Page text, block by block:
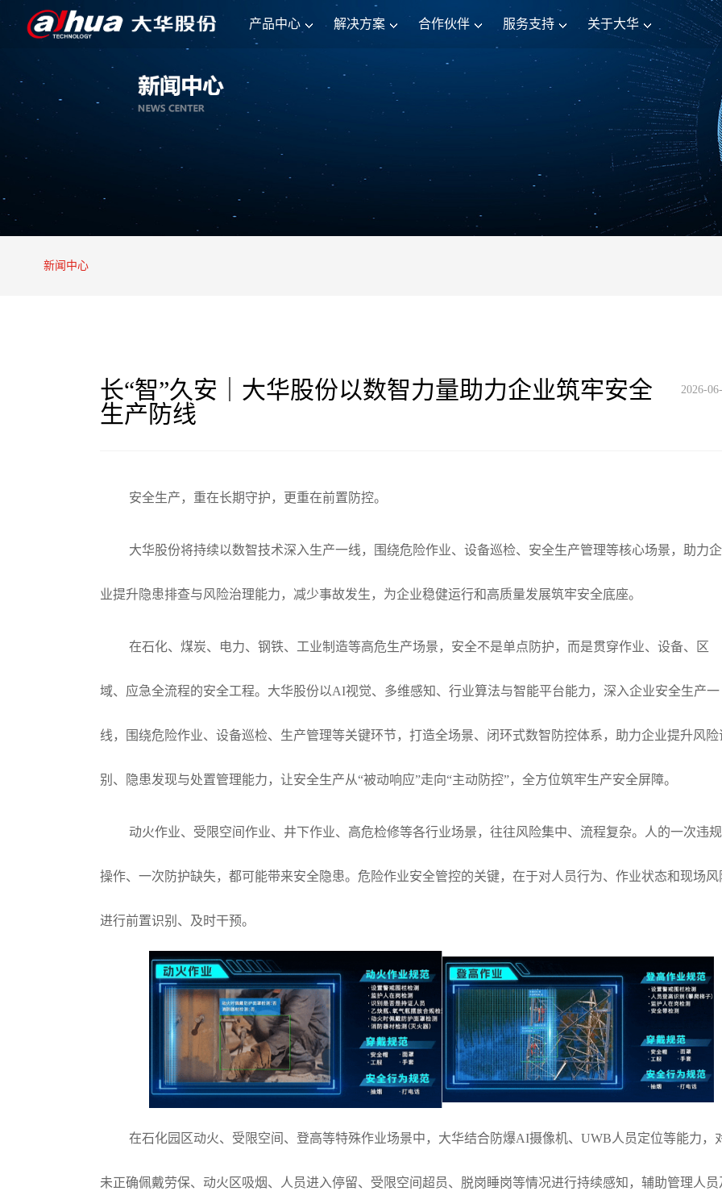
产品中心 解决方案 合作伙伴 服务支持 关于大华
新闻中心
长“智”久安｜大华股份以数智力量助力企业筑牢安全
生产防线
2026-
安全生产，重在长期守护，更重在前置防控。
大华股份将持续以数智技术深入生产一线，围绕危险作业、设备巡检、安全生产管理等核心场景，助力企
业提升隐患排查与风险治理能力，减少事故发生，为企业稳健运行和高质量发展筑牢安全底座。
在石化、煤炭、电力、钢铁、工业制造等高危生产场景，安全不是单点防护，而是贯穿作业、设备、区
域、应急全流程的安全工程。大华股份以AI视觉、多维感知、行业算法与智能平台能力，深入企业安全生产一
线，围绕危险作业、设备巡检、生产管理等关键环节，打造全场景、闭环式数智防控体系，助力企业提升风险
别、隐患发现与处置管理能力，让安全生产从“被动响应”走向“主动防控”，全方位筑牢生产安全屏障。
动火作业、受限空间作业、井下作业、高危检修等各行业场景，往往风险集中、流程复杂。人的一次违规
操作、一次防护缺失，都可能带来安全隐患。危险作业安全管控的关键，在于对人员行为、作业状态和现场风
进行前置识别、及时干预。
在石化园区动火、受限空间、登高等特殊作业场景中，大华结合防爆AI摄像机、UWB人员定位等能力，
未正确佩戴劳保、动火区吸烟、人员进入停留、受限空间超员、脱岗睡岗等情况进行持续感知，辅助管理人员